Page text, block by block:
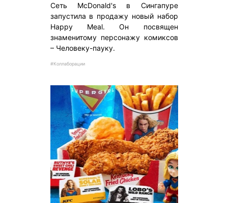
Сеть McDonald's в Сингапуре
запустила в продажу новый набор
Happy Meal. Он посвящен
знаменитому персонажу комиксов
– Человеку-пауку.
#Коллаборации